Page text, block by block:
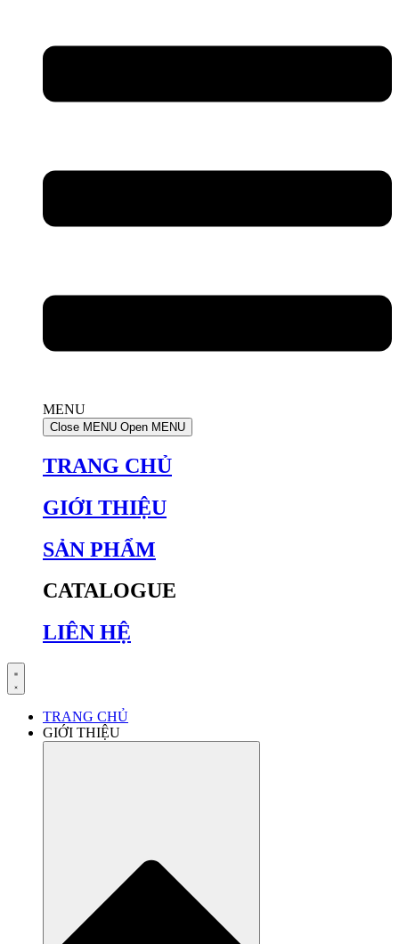
MENU
Close MENU Open MENU
TRANG CHỦ
GIỚI THIỆU
SẢN PHẨM
CATALOGUE
LIÊN HỆ
TRANG CHỦ
GIỚI THIỆU